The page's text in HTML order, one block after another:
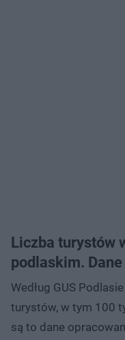
Liczba turystów
podlaskim.
Według GUS
turystów, w tym 100
są to dane